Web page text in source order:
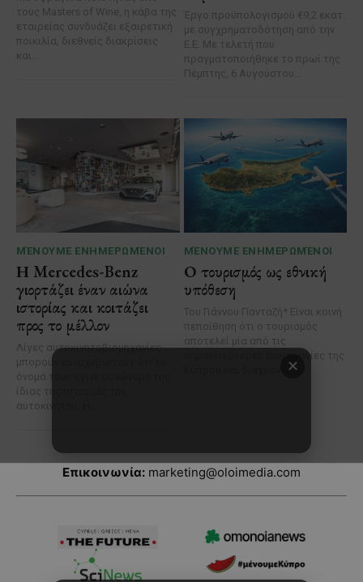
Επικοινωνία: marketing@oloimedia.com